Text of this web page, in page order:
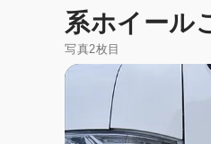
系ホイール
写真2枚目